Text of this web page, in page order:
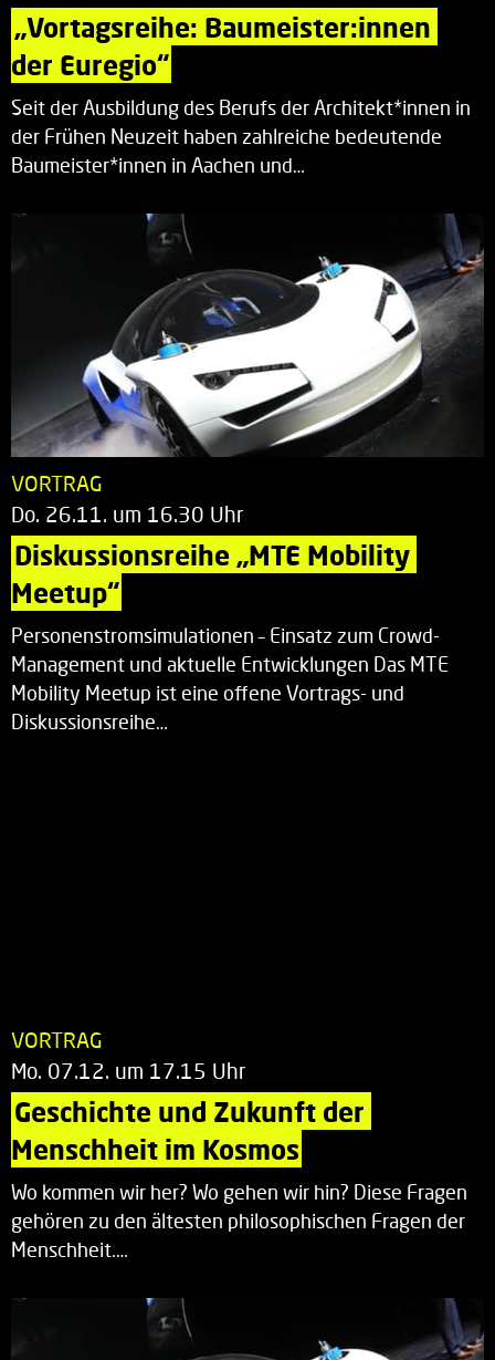
„Vortagsreihe: Baumeister:innen
der Euregio“
Seit der Ausbildung des Berufs der Architekt*innen in
der Frühen Neuzeit haben zahlreiche bedeutende
Baumeister*innen in Aachen und…
VORTRAG
Do. 26.11. um 16.30 Uhr
Diskussionsreihe „MTE Mobility
Meetup“
Personenstromsimulationen – Einsatz zum Crowd-
Management und aktuelle Entwicklungen Das MTE
Mobility Meetup ist eine offene Vortrags- und
Diskussionsreihe…
VORTRAG
Mo. 07.12. um 17.15 Uhr
Geschichte und Zukunft der
Menschheit im Kosmos
Wo kommen wir her? Wo gehen wir hin? Diese Fragen
gehören zu den ältesten philosophischen Fragen der
Menschheit.…